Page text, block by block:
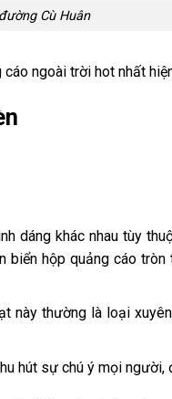
Cù Huân
cáo ngoài trời hot nhất
dáng khác nhau tùy
hộp quảng cáo
này thường là loại
hút sự chú ý mọi người,